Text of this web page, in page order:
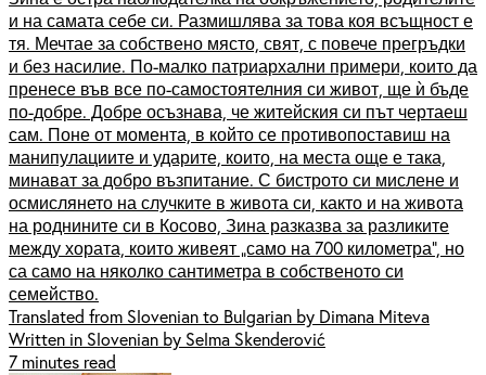
и на самата себе си. Размишлява за това коя всъщност е
тя. Мечтае за собствено място, свят, с повече прегръдки
и без насилие. По-малко патриархални примери, които да
пренесе във все по-самостоятелния си живот, ще ѝ бъде
по-добре. Добре осъзнава, че житейския си път чертаеш
сам. Поне от момента, в който се противопоставиш на
манипулациите и ударите, които, на места още е така,
минават за добро възпитание. С бистрото си мислене и
осмислянето на случките в живота си, както и на живота
на роднините си в Косово, Зина разказва за разликите
между хората, които живеят „само на 700 километра“, но
са само на няколко сантиметра в собственото си
семейство.
Translated from Slovenian to Bulgarian by Dimana Miteva
Written in Slovenian by Selma Skenderović
7 minutes read